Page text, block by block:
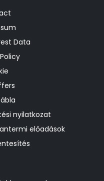
Data
nyilatkozat
előadások